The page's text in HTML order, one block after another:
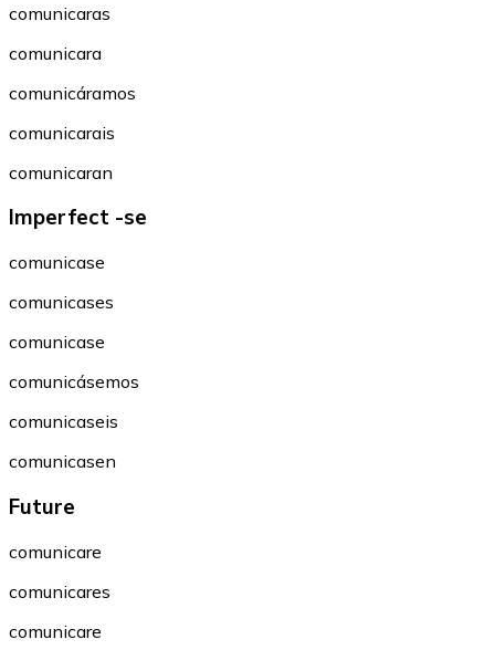
comunicaras
comunicara
comunicáramos
comunicarais
comunicaran
Imperfect -se
comunicase
comunicases
comunicase
comunicásemos
comunicaseis
comunicasen
Future
comunicare
comunicares
comunicare